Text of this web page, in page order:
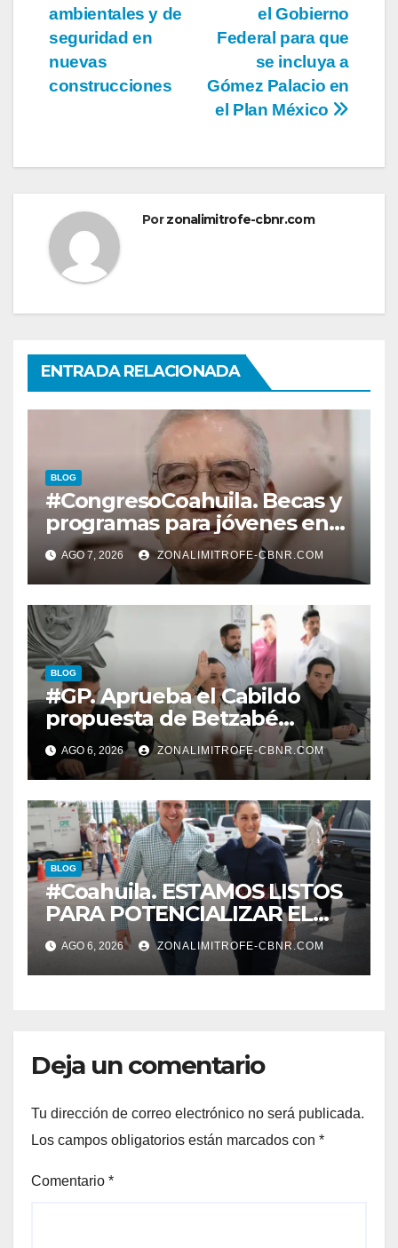
el Gobierno
Federal para que
se incluya a
Gómez Palacio en
el Plan México
ambientales y de
seguridad en
nuevas
construcciones
Porzonalimitrofe-cbnr.com
ENTRADA RELACIONADA
BLOG
#CongresoCoahuila. Becas y
programas para jóvenes en
áreas agropecuarias, plantea
Raúl Onofre
AGO 7, 2026 ZONALIMITROFE-CBNR.COM
BLOG
#GP. Aprueba el Cabildo
propuesta de Betzabé
Martínez para su primer
informe el día 20 de agosto a
las 11 de la mañana*
AGO 6, 2026 ZONALIMITROFE-CBNR.COM
BLOG
#Coahuila. ESTAMOS LISTOS
PARA POTENCIALIZAR EL
GAS COAHUILA: MANOLO
AGO 6, 2026 ZONALIMITROFE-CBNR.COM
Deja un comentario
Tu dirección de correo electrónico no será publicada.
Los campos obligatorios están marcados con *
Comentario *